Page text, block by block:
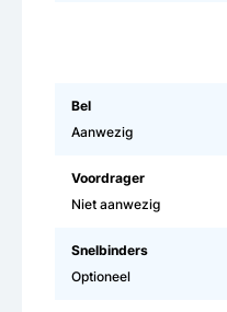
Bel
Aanwezig
Voordrager
Niet aanwezig
Snelbinders
Optioneel